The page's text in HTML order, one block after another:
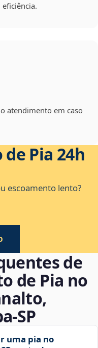
atendimento em caso
Pia 24h
escoamento lento?
de
de Pia no
uma pia no